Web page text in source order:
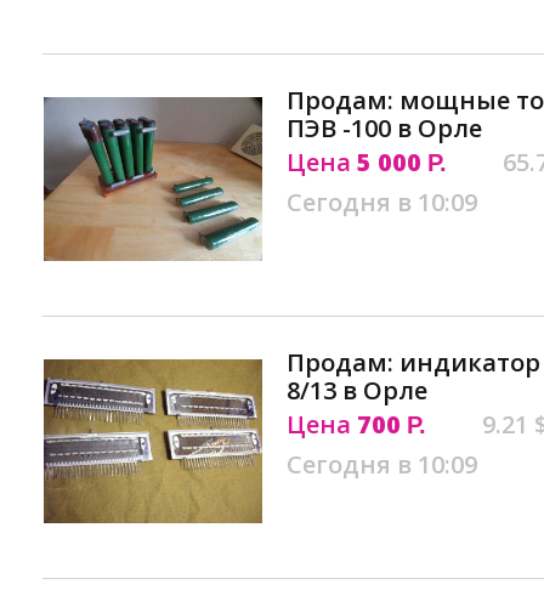
Продам: мощные
ПЭВ -100 в Орле
Цена 5 000 Р.
Сегодня в 10:09
Продам:
8/13 в Орле
Цена 700 Р.
9.21
Сегодня в 10:09